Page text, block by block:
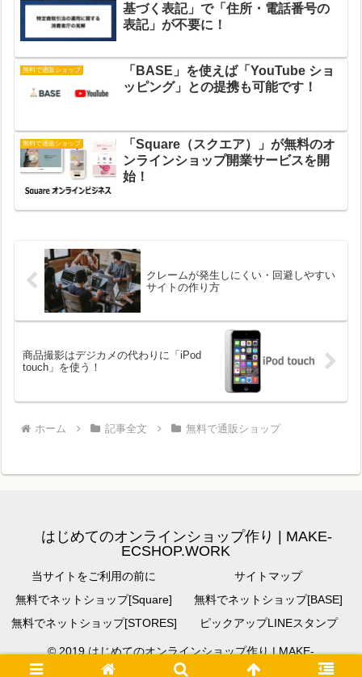
基づく表記」で「住所・電話番号の
表記」が不要に！
無料で通販ショップ
「BASE」を使えば「YouTube ショ
ッピング」との提携も可能です！
無料で通販ショップ
「Square（スクエア）」が無料のオ
ンラインショップ開業サービスを開
始！
クレームが発生しにくい・回避しやすい
サイトの作り方
商品撮影はデジカメの代わりに「iPod
touch」を使う！
ホーム 記事全文 無料で通販ショップ
はじめてのオンラインショップ作り | MAKE-
ECSHOP.WORK
当サイトをご利用の前に
サイトマップ
無料でネットショップ[Square]
無料でネットショップ[BASE]
無料でネットショップ[STORES]
ピックアップLINEスタンプ
© 2019 はじめてのオンラインショップ作り | MAKE-
ECSHOP.WORK.